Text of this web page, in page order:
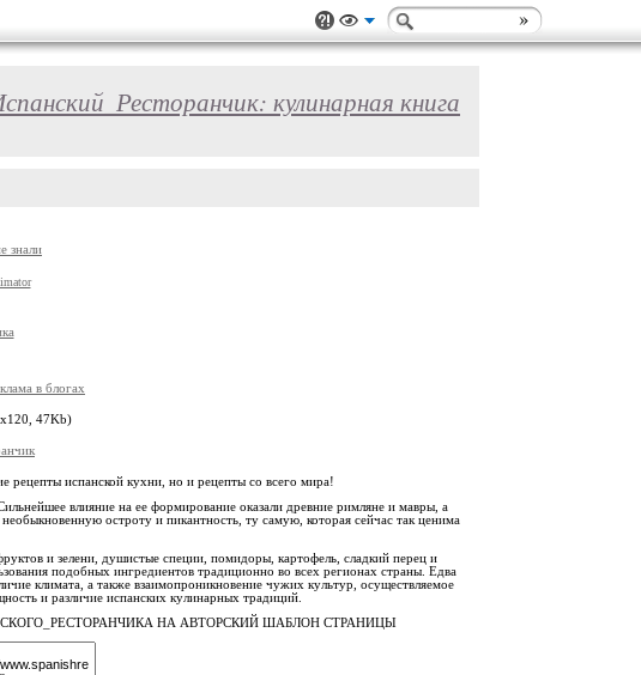
кулинарная книга
рецепты испанской кухни, но и рецепты со всего мира!
влияние на ее формирование оказали древние римляне и мавры, а
остроту и пикантность, ту самую, которая сейчас так ценима
и зелени, душистые специи, помидоры, картофель, сладкий перец и
подобных ингредиентов традиционно во всех регионах страны. Едва
климата, а также взаимопроникновение чужих культур, осуществляемое
и различие испанских кулинарных традиций.
НА АВТОРСКИЙ ШАБЛОН СТРАНИЦЫ